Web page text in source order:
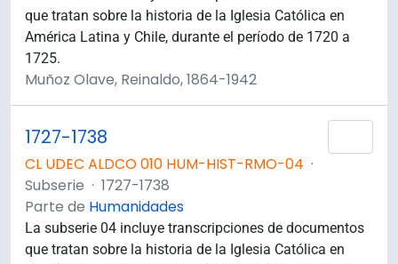
que tratan sobre la historia de la Iglesia Católica en
América Latina y Chile, durante el período de 1720 a
1725.
Muñoz Olave, Reinaldo, 1864-1942
1727-1738
CL UDEC ALDCO 010 HUM-HIST-RMO-04 ·
Subserie · 1727-1738
Parte de Humanidades
La subserie 04 incluye transcripciones de documentos
que tratan sobre la historia de la Iglesia Católica en